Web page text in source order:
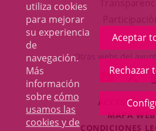
utiliza cookies
para mejorar
su experiencia
de
navegación.
Más
información
sobre cómo
usamos las
cookies y de
Aceptar
Rechazar
Otras webs del
ENLACE
A
UNA
A
MAPA WEB
CONDICIONES